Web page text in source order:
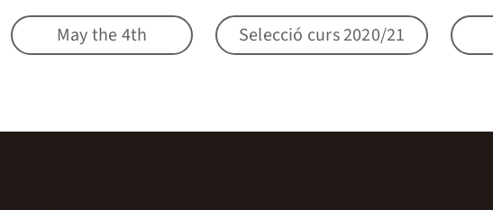
May the 4th Selecció curs 2020/21